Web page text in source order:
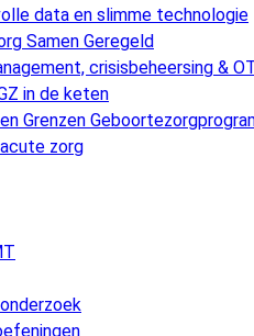
data en slimme technologie
Samen Geregeld
crisisbeheersing &
in de keten
Grenzen
zorg